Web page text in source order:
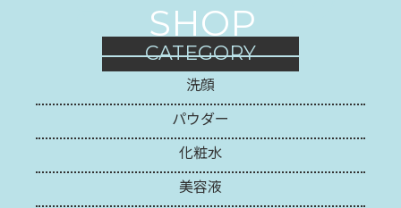
SHOP
CATEGORY
洗顔
パウダー
化粧水
美容液